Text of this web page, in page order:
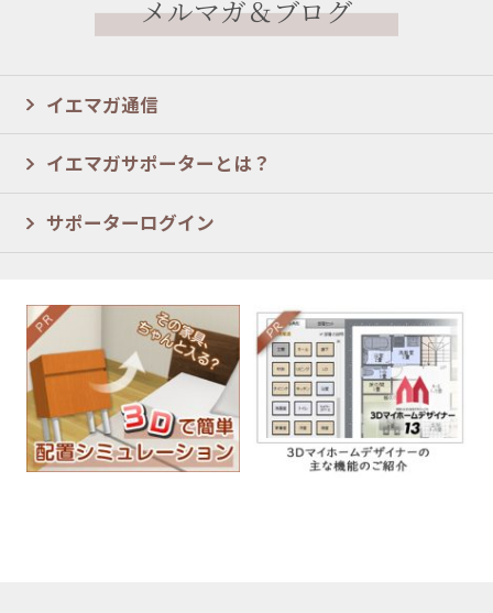
メルマガ＆ブログ
イエマガ通信
イエマガサポーターとは？
サポーターログイン